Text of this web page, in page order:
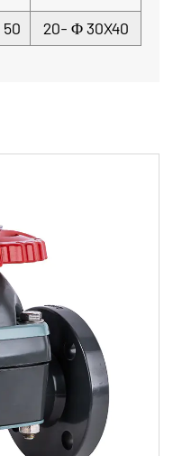
50 20- Φ30X40